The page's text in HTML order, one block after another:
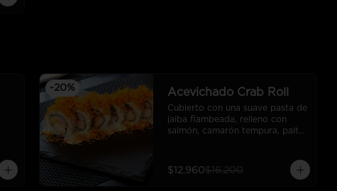
-20% Acevichado Crab Roll
Cubierto con una suave pasta de
jaiba flambeada, relleno con
salmón, camarón tempura, palta,
$12.960$16.200